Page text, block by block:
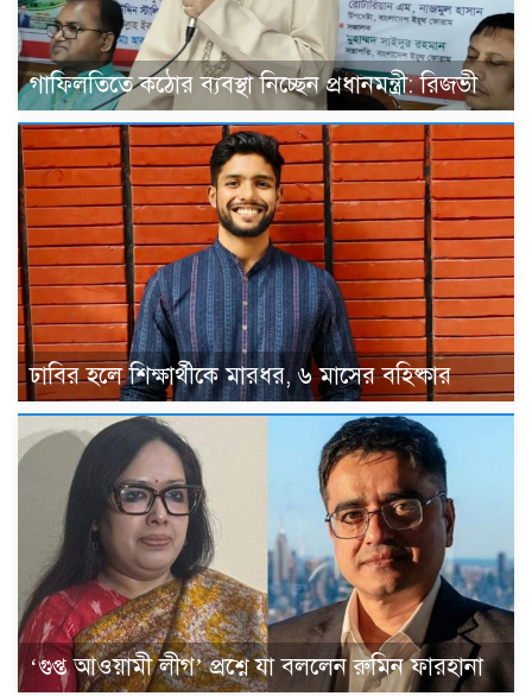
গাফিলতিতে কঠোর ব্যবস্থা নিচ্ছেন প্রধানমন্ত্রী: রিজভী
ঢাবির হলে শিক্ষার্থীকে মারধর, ৬ মাসের বহিষ্কার
‘গুপ্ত আওয়ামী লীগ’ প্রশ্নে যা বললেন রুমিন ফারহানা